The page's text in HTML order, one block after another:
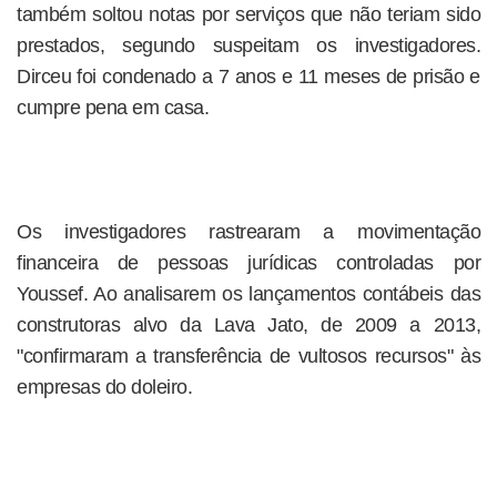
também soltou notas por serviços que não teriam sido
prestados, segundo suspeitam os investigadores.
Dirceu foi condenado a 7 anos e 11 meses de prisão e
cumpre pena em casa.
Os investigadores rastrearam a movimentação
financeira de pessoas jurídicas controladas por
Youssef. Ao analisarem os lançamentos contábeis das
construtoras alvo da Lava Jato, de 2009 a 2013,
"confirmaram a transferência de vultosos recursos" às
empresas do doleiro.